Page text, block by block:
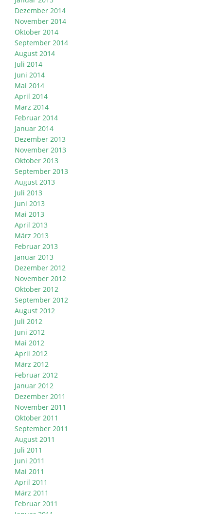
Dezember 2014
November 2014
Oktober 2014
September 2014
August 2014
Juli 2014
Juni 2014
Mai 2014
April 2014
März 2014
Februar 2014
Januar 2014
Dezember 2013
November 2013
Oktober 2013
September 2013
August 2013
Juli 2013
Juni 2013
Mai 2013
April 2013
März 2013
Februar 2013
Januar 2013
Dezember 2012
November 2012
Oktober 2012
September 2012
August 2012
Juli 2012
Juni 2012
Mai 2012
April 2012
März 2012
Februar 2012
Januar 2012
Dezember 2011
November 2011
Oktober 2011
September 2011
August 2011
Juli 2011
Juni 2011
Mai 2011
April 2011
März 2011
Februar 2011